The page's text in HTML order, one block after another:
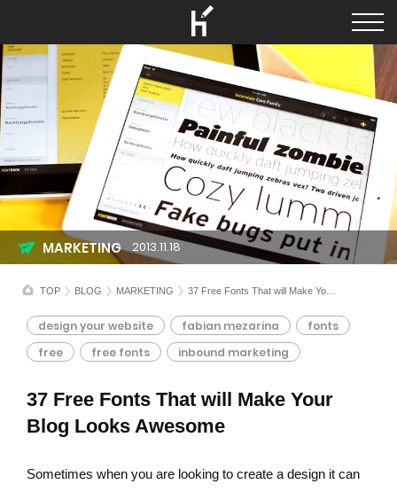
TOP BLOG MARKETING 37 Free Fonts That will Make Your Blog Looks Awesome
37 Free Fonts That will Make Your
Blog Looks Awesome
design your website fabian mezarina
fonts
free
free fonts inbound marketing
MARKETING 2013.11.18
Sometimes when you are looking to create a design it can